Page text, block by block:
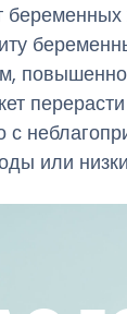
с
или